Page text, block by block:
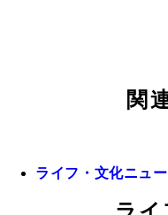
関
ライフ・文化ニュ